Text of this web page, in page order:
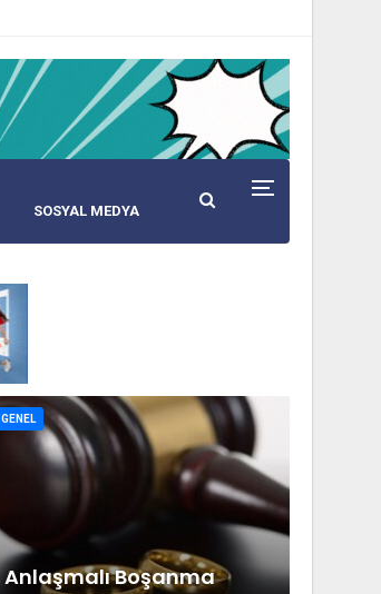
SOSYAL MEDYA
GENEL
Anlaşmalı Boşanma